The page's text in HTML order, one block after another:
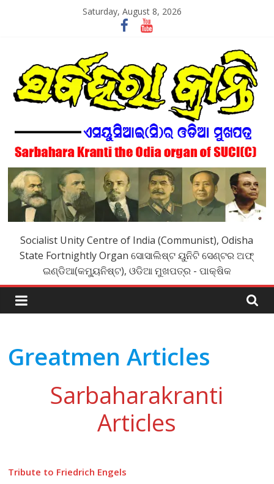
Saturday, August 8, 2026
SarbaharaKranti
Socialist Unity Centre of India (Communist), Odisha
State Fortnightly Organ ସୋସାଲିଷ୍ଟ ୟୁନିଟି ସେଣ୍ଟର ଅଫ୍
ଇଣ୍ଡିଆ(କମ୍ୟୁନିଷ୍ଟ), ଓଡିଆ ମୁଖପତ୍ର - ପାକ୍ଷିକ
Greatmen Articles
Sarbaharakranti
Articles
Tribute to Friedrich Engels